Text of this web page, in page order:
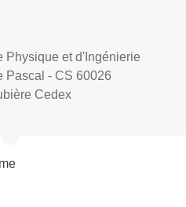
Physique et d'Ingénierie
Pascal - CS 60026
Cedex